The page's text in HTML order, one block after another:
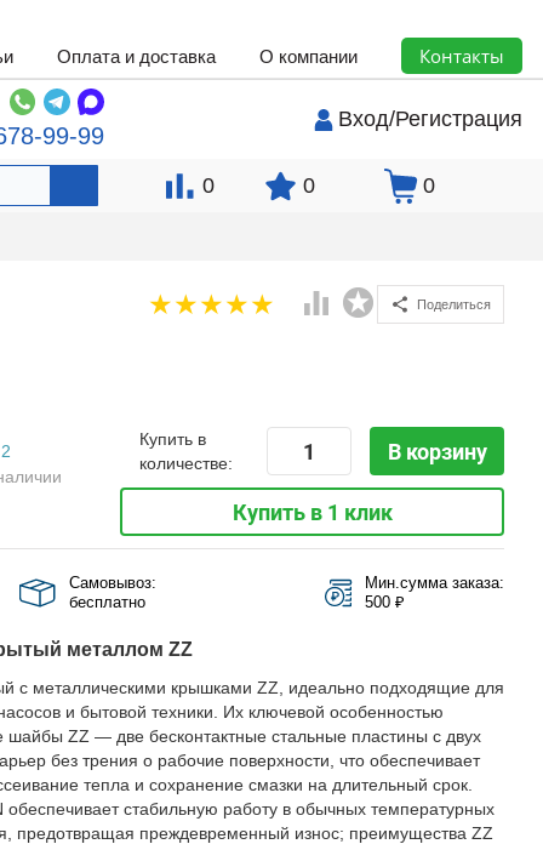
Оплата и доставка О компании Контакты
99-99
Вход/Регистрация
0 0 0
Поделиться
2
Купить в
количестве:
В корзину
Купить в 1 клик
Самовывоз:
бесплатно
Мин.сумма заказа:
500 ₽
металлом ZZ
с металлическими крышками ZZ, идеально подходящие для
и бытовой техники. Их ключевой особенностью
ZZ — две бесконтактные стальные пластины с двух
без трения о рабочие поверхности, что обеспечивает
тепла и сохранение смазки на длительный срок.
стабильную работу в обычных температурных
предотвращая преждевременный износ; преимущества ZZ